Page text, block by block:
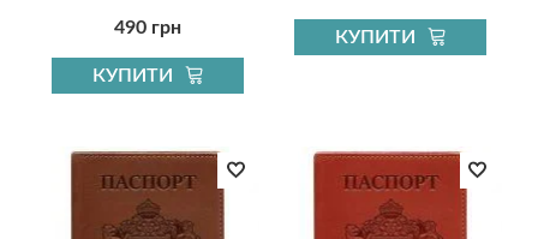
490 грн
КУПИТИ
КУПИТИ